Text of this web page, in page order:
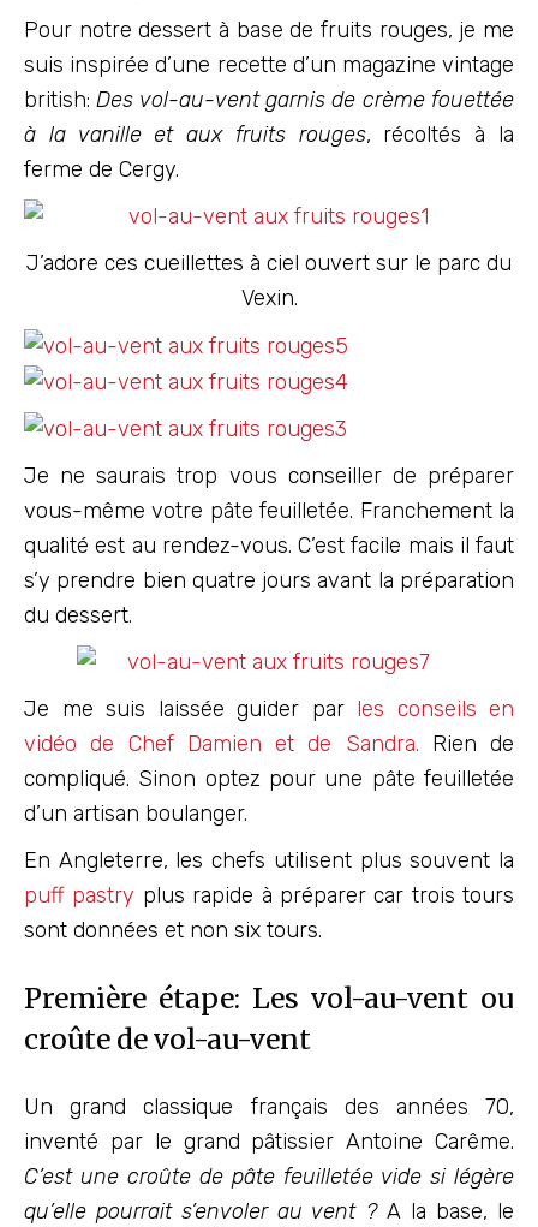
Pour notre dessert à base de fruits rouges, je me
suis inspirée d’une recette d’un magazine vintage
british:Des vol-au-vent garnis de crème fouettée
à la vanille et aux fruits rouges, récoltés à la
ferme de Cergy.
J’adore ces cueillettes à ciel ouvert sur le parc du
Vexin.
Je ne saurais trop vous conseiller de préparer
vous-même votre pâte feuilletée. Franchement la
qualité est au rendez-vous. C’est facile mais il faut
s’y prendre bien quatre jours avant la préparation
du dessert.
Je me suis laissée guider par les conseils en
vidéo de Chef Damien et de Sandra. Rien de
compliqué. Sinon optez pour une pâte feuilletée
d’un artisan boulanger.
En Angleterre, les chefs utilisent plus souvent la
puff pastry plus rapide à préparer car trois tours
sont données et non six tours.
Première étape: Les vol-au-vent ou
croûte de vol-au-vent
Un grand classique français des années 70,
inventé par le grand pâtissier Antoine Carême.
C’est une croûte de pâte feuilletée vide si légère
qu’elle pourrait s’envoler au vent ?️A la base, le